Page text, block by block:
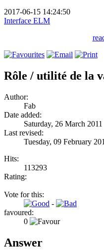
2017-06-15 14:24:50
Interface ELM
Rôle / utilité de la
Author:
Fab
Date added:
Saturday, 26 March 2011
Last revised:
Tuesday, 09 February
Hits:
113293
Rating:
Vote for this:
-
favoured:
0
Answer